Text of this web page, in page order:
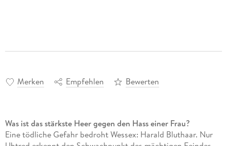
Merken Empfehlen Bewerten
Was ist das stärkste Heer gegen den Hass einer Frau?
Eine tödliche Gefahr bedroht Wessex: Harald Bluthaar. Nur